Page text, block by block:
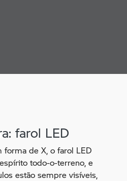
farol LED
de X, o farol LED
todo-o-terreno, e
estão sempre visíveis,